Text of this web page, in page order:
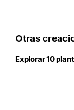
Otras
Explorar 10